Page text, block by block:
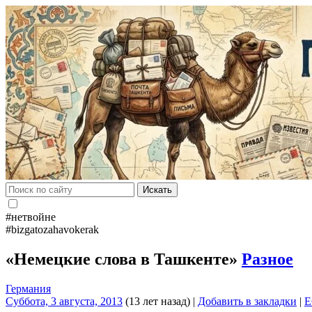
Искать
#нетвойне
#bizgatozahavokerak
«Немецкие слова в Ташкенте» Разное
Германия
Суббота, 3 августа, 2013 (13 лет назад) | Добавить в закладки |